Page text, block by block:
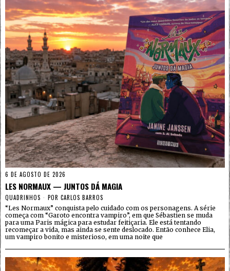
6 DE AGOSTO DE 2026
LES NORMAUX — JUNTOS DÁ MAGIA
QUADRINHOS POR CARLOS BARROS
“Les Normaux” conquista pelo cuidado com os personagens. A série
começa com “Garoto encontra vampiro”, em que Sébastien se muda
para uma Paris mágica para estudar feitiçaria. Ele está tentando
recomeçar a vida, mas ainda se sente deslocado. Então conhece Elia,
um vampiro bonito e misterioso, em uma noite que